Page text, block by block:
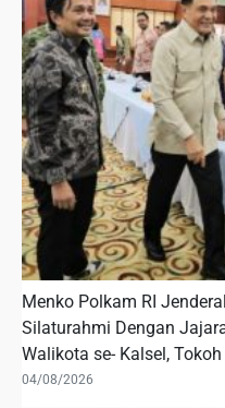
Menko Polkam RI
Silaturahmi Dengan
Walikota se- Kalsel,
04/08/2026